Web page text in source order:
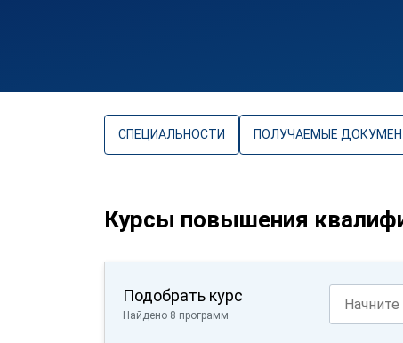
СПЕЦИАЛЬНОСТИ ПОЛУЧАЕМЫЕ
Курсы повышения
Подобрать курс
Найдено 8 программ